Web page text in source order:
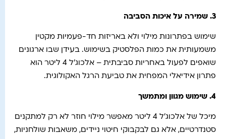
3. שמירה על איכות הסביבה
שימוש בפתרונות מילוי ולא באריזות חד-פעמיות מקטין
משמעותית את כמות הפלסטיק בשימוש. בעידן שבו ארגונים
שואפים לפעול באחריות סביבתית – אלכוג'ל 4 ליטר הוא
פתרון אידיאלי המפחית את טביעת הרגל האקולוגית.
4. שימוש מגוון ומתמשך
מיכל של אלכוג'ל 4 ליטר מאפשר מילוי חוזר לא רק למתקנים
סטנדרטיים, אלא גם לבקבוקי חיטוי ניידים, משאבות שולחניות,